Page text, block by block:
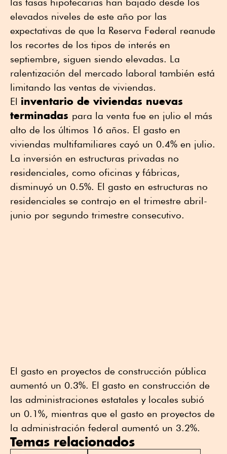
las tasas hipotecarias han bajado desde los
elevados niveles de este año por las
expectativas de que la Reserva Federal reanude
los recortes de los tipos de interés en
septiembre, siguen siendo elevadas. La
ralentización del mercado laboral también está
limitando las ventas de viviendas.
El inventario de viviendas nuevas
terminadas para la venta fue en julio el más
alto de los últimos 16 años. El gasto en
viviendas multifamiliares cayó un 0.4% en julio.
La inversión en estructuras privadas no
residenciales, como oficinas y fábricas,
disminuyó un 0.5%. El gasto en estructuras no
residenciales se contrajo en el trimestre abril-
junio por segundo trimestre consecutivo.
El gasto en proyectos de construcción pública
aumentó un 0.3%. El gasto en construcción de
las administraciones estatales y locales subió
un 0.1%, mientras que el gasto en proyectos de
la administración federal aumentó un 3.2%.
Temas relacionados